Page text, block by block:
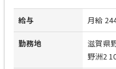
給与 月給
勤務地
滋賀県
野洲2